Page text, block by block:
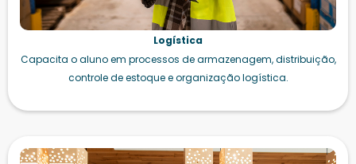
Logística
Capacita o aluno em processos de armazenagem, distribuição,
controle de estoque e organização logística.